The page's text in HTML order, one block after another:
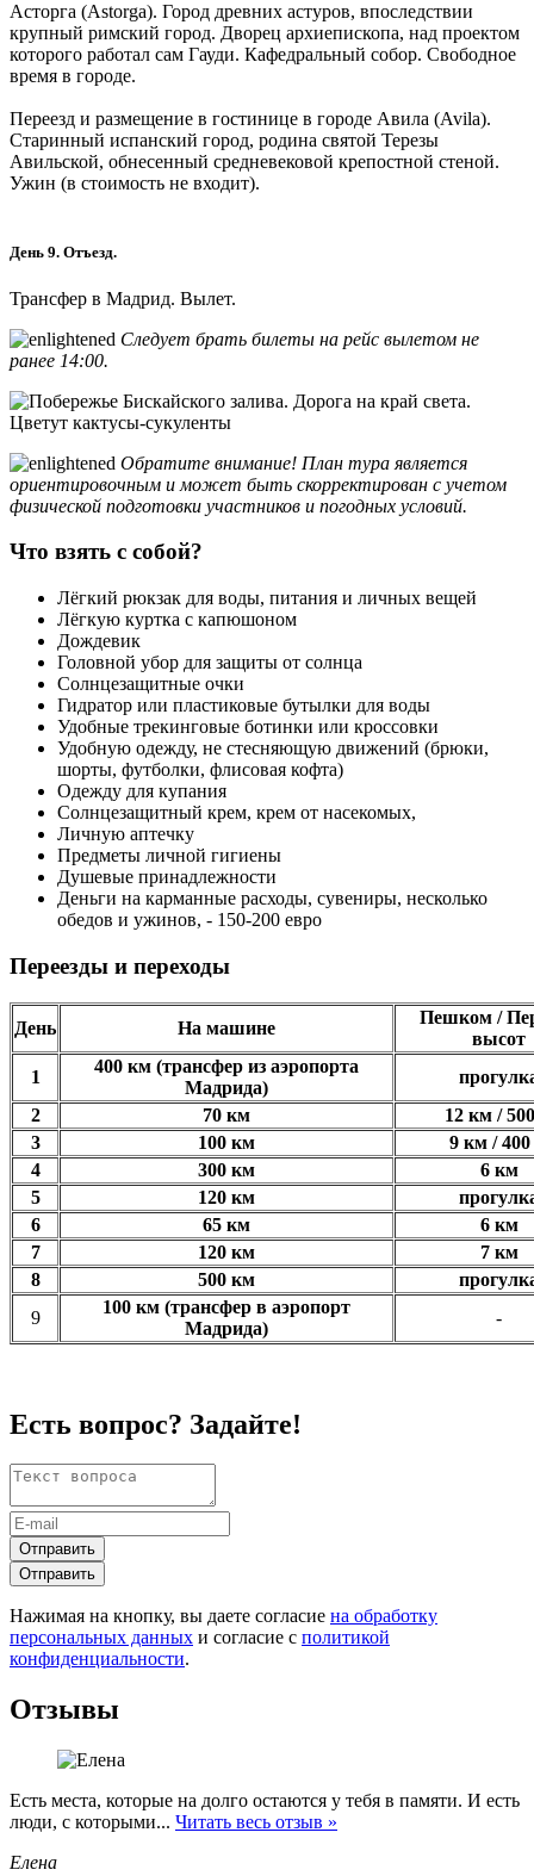
Асторга (Astorga). Город древних астуров, впоследствии
крупный римский город. Дворец архиепископа, над проектом
которого работал сам Гауди. Кафедральный собор. Свободное
время в городе.
Переезд и размещение в гостинице в городе Авила (Avila).
Старинный испанский город, родина святой Терезы
Авильской, обнесенный средневековой крепостной стеной.
Ужин (в стоимость не входит).
День 9. Отъезд.
Трансфер в Мадрид. Вылет.
Следует брать билеты на рейс вылетом не
ранее 14:00.
Обратите внимание! План тура является
ориентировочным и может быть скорректирован с учетом
физической подготовки участников и погодных условий.
Что взять с собой?
Лёгкий рюкзак для воды, питания и личных вещей
Лёгкую куртка с капюшоном
Дождевик
Головной убор для защиты от солнца
Солнцезащитные очки
Гидратор или пластиковые бутылки для воды
Удобные трекинговые ботинки или кроссовки
Удобную одежду, не стесняющую движений (брюки,
шорты, футболки, флисовая кофта)
Одежду для купания
Солнцезащитный крем, крем от насекомых,
Личную аптечку
Предметы личной гигиены
Душевые принадлежности
Деньги на карманные расходы, сувениры, несколько
обедов и ужинов, - 150-200 евро
Переезды и переходы
День На машине
Пешком /
высот
1
400 км (трансфер из аэропорта
Мадрида)
2
70 км
12 км /
3
100 км
9 км /
4
300 км
6 км
5
120 км
6
65 км
6 км
7
120 км
7 км
8
500 км
9
100 км (трансфер в аэропорт
Мадрида)
-
Есть вопрос? Задайте!
Отправить
Отправить
Нажимая на кнопку, вы даете согласие на обработку
персональных данных и согласие с политикой
конфиденциальности.
Отзывы
Есть места, которые на долго остаются у тебя в памяти. И есть
люди, с которыми... Читать весь отзыв »
Елена